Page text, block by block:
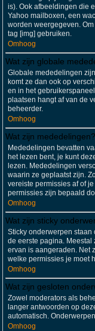
is). Ook afbeeldingen die
Yahoo mailboxen, een
worden weergegeven.
tag [img] gebruiken.
Omhoog
Wat zijn globale
Globale mededelingen
komt ze dan ook op
en in het
plaatsen hangt af van de
beheerder.
Omhoog
Wat zijn mededelingen?
Mededelingen bevatten
het lezen bent, je kunt
lezen. Mededelingen
waarin ze geplaatst zijn.
vereiste permissies af of
permissies zijn bepaald
Omhoog
Wat zijn sticky
Sticky onderwerpen
de eerste pagina.
ervan is aangeraden. Net
welke permissies je moet
Omhoog
Wat zijn gesloten
Zowel moderators als
langer antwoorden op
automatisch.
Omhoog